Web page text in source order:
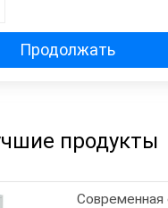
Продолжать
продукты
Современная